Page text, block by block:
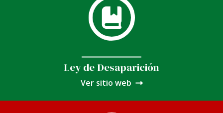
Ley de Desaparición
Ver sitio web